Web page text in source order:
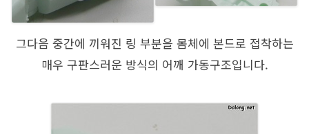
그다음 중간에 끼워진 링 부분을 몸체에 본드로 접착하는
매우 구판스러운 방식의 어깨 가동구조입니다.